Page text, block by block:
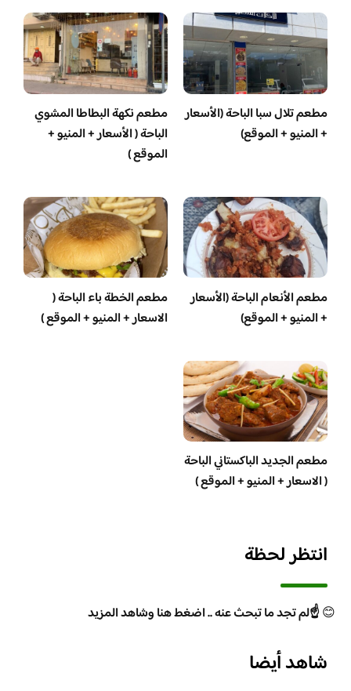
مطعم تلال سبا الباحة (الأسعار
+ المنيو + الموقع)
مطعم نكهة البطاطا المشوي
الباحة ( الأسعار + المنيو +
الموقع )
مطعم الأنعام الباحة (الأسعار
+ المنيو + الموقع)
مطعم الخطة باء الباحة (
الاسعار + المنيو + الموقع )
مطعم الجديد الباكستاني الباحة
( الاسعار + المنيو + الموقع )
انتظر لحظة
😊☝️لم تجد ما تبحث عنه .. اضغط هنا وشاهد المزيد
شاهد أيضا